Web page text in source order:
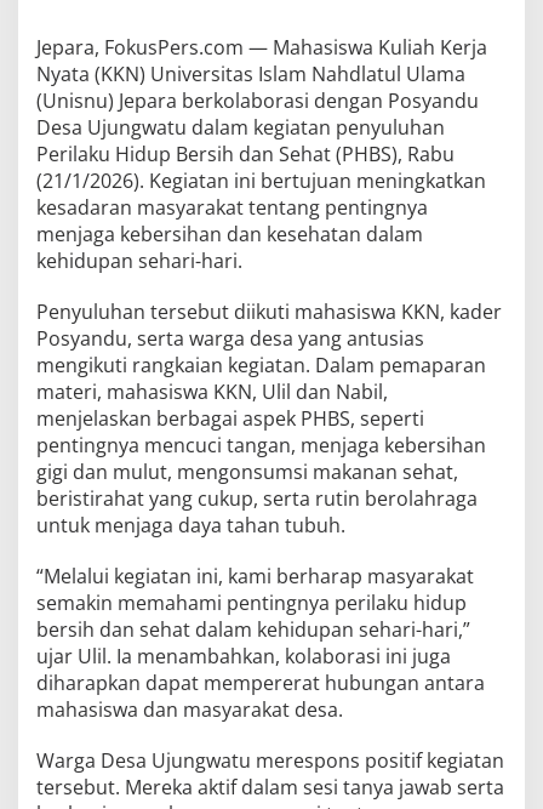
Jepara, FokusPers.com — Mahasiswa Kuliah Kerja
Nyata (KKN) Universitas Islam Nahdlatul Ulama
(Unisnu) Jepara berkolaborasi dengan Posyandu
Desa Ujungwatu dalam kegiatan penyuluhan
Perilaku Hidup Bersih dan Sehat (PHBS), Rabu
(21/1/2026). Kegiatan ini bertujuan meningkatkan
kesadaran masyarakat tentang pentingnya
menjaga kebersihan dan kesehatan dalam
kehidupan sehari-hari.
Penyuluhan tersebut diikuti mahasiswa KKN, kader
Posyandu, serta warga desa yang antusias
mengikuti rangkaian kegiatan. Dalam pemaparan
materi, mahasiswa KKN, Ulil dan Nabil,
menjelaskan berbagai aspek PHBS, seperti
pentingnya mencuci tangan, menjaga kebersihan
gigi dan mulut, mengonsumsi makanan sehat,
beristirahat yang cukup, serta rutin berolahraga
untuk menjaga daya tahan tubuh.
“Melalui kegiatan ini, kami berharap masyarakat
semakin memahami pentingnya perilaku hidup
bersih dan sehat dalam kehidupan sehari-hari,”
ujar Ulil. Ia menambahkan, kolaborasi ini juga
diharapkan dapat mempererat hubungan antara
mahasiswa dan masyarakat desa.
Warga Desa Ujungwatu merespons positif kegiatan
tersebut. Mereka aktif dalam sesi tanya jawab serta